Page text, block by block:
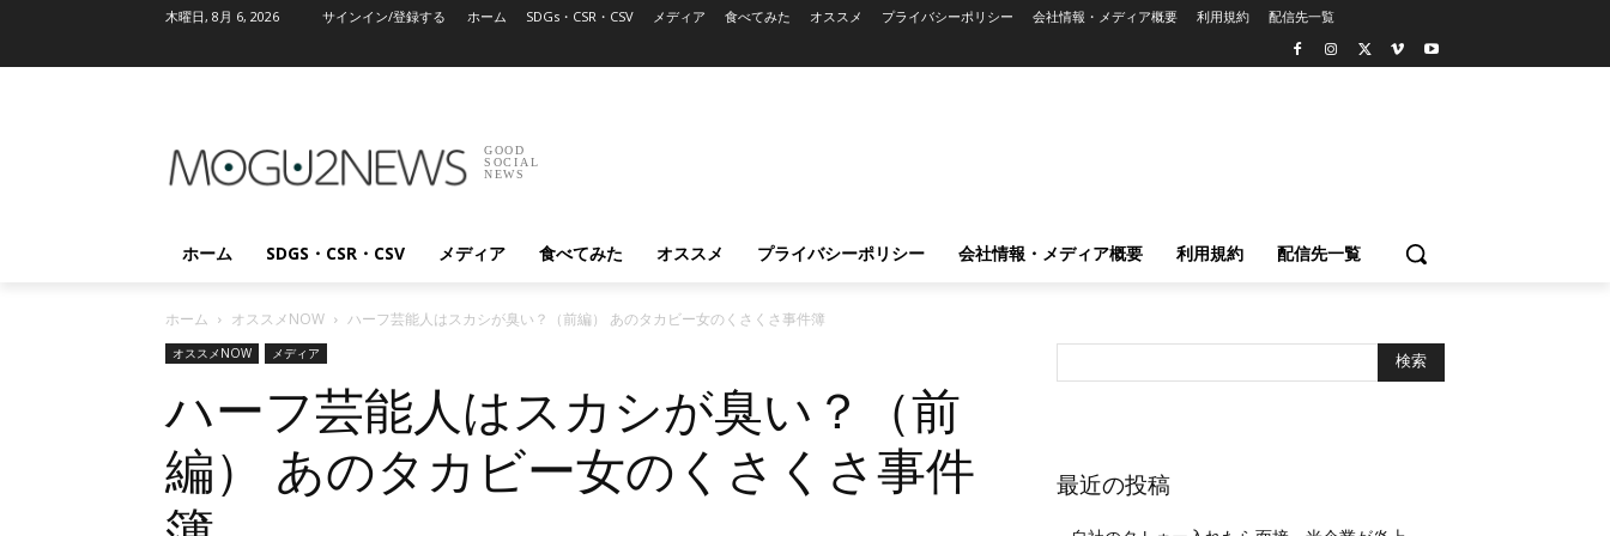
木曜日, 8月 6, 2026 サインイン/登録する ホーム SDGs・CSR・CSV メディア 食べてみた オススメ プライバシーポリシー 会社情報・メディア概要 利用規約 配信先一覧
GOOD
SOCIAL
NEWS
ホーム SDGS・CSR・CSV メディア 食べてみた オススメ プライバシーポリシー 会社情報・メディア概要 利用規約 配信先一覧
ホーム オススメNOW ハーフ芸能人はスカシが臭い？（前編） あのタカビー女のくさくさ事件簿
オススメNOW メディア
ハーフ芸能人はスカシが臭い？（前
編） あのタカビー女のくさくさ事件
最近の投稿